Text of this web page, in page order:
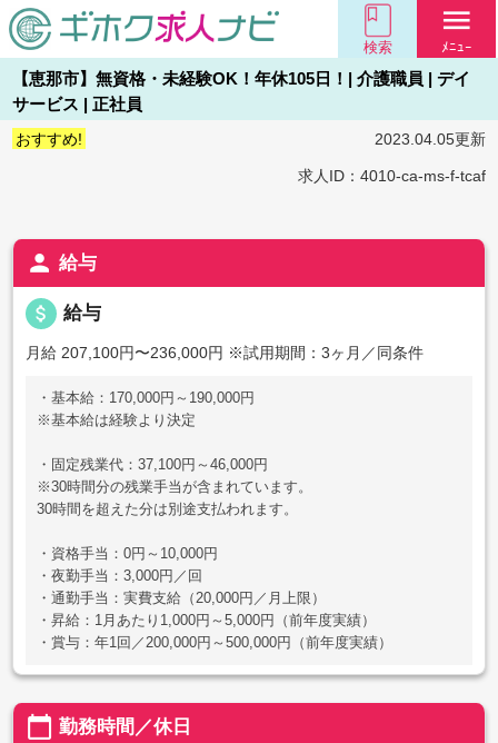
検索
menu
ﾒﾆｭｰ
【恵那市】無資格・未経験OK！年休105日！| 介護職員 | デイ
サービス | 正社員
おすすめ! 2023.04.05更新
求人ID：4010-ca-ms-f-tcaf
person 給与
attach_money 給与
月給 207,100円〜236,000円 ※試用期間：3ヶ月／同条件
・基本給：170,000円～190,000円
※基本給は経験より決定
・固定残業代：37,100円～46,000円
※30時間分の残業手当が含まれています。
30時間を超えた分は別途支払われます。
・資格手当：0円～10,000円
・夜勤手当：3,000円／回
・通勤手当：実費支給（20,000円／月上限）
・昇給：1月あたり1,000円～5,000円（前年度実績）
・賞与：年1回／200,000円～500,000円（前年度実績）
calendar_today 勤務時間／休日